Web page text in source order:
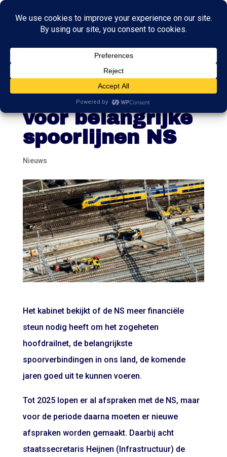
Mogelijk meer
financiële steun
voor belangrijke
spoorlijnen NS
Nieuws
Het kabinet bekijkt of de NS meer financiële
steun nodig heeft om het zogeheten
hoofdrailnet, de belangrijkste
spoorverbindingen in ons land, de komende
jaren goed uit te kunnen voeren.
Tot 2025 lopen er al afspraken met de NS, maar
voor de periode daarna moeten er nieuwe
afspraken worden gemaakt. Daarbij acht
staatssecretaris Heijnen (Infrastructuur) de